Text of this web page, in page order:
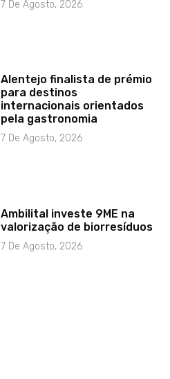
7 De Agosto, 2026
Alentejo finalista de prémio
para destinos
internacionais orientados
pela gastronomia
7 De Agosto, 2026
Ambilital investe 9ME na
valorização de biorresíduos
7 De Agosto, 2026